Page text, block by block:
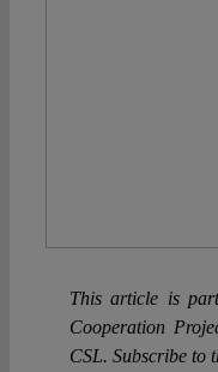
This article is
Cooperation
CSL. Subscribe to